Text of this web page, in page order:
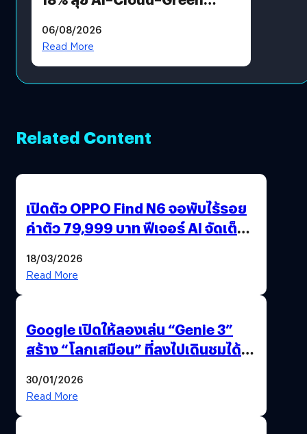
Revenue เร่งเครื่อง New
ปันผล 0.10 บาท/หุ้น
06/08/2026
Read More
Related Content
เปิดตัว OPPO Find N6 จอพับไร้รอย
ค่าตัว 79,999 บาท ฟีเจอร์ AI จัดเต็ม
18/03/2026
Read More
Google เปิดให้ลองเล่น “Genie 3”
สร้าง “โลกเสมือน” ที่ลงไปเดินชมได้
30/01/2026
Read More